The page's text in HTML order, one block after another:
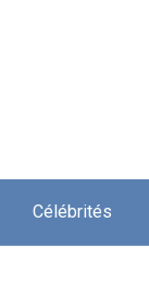
Célébrités